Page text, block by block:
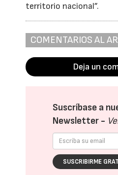
territorio nacional”.
COMENTARIOS AL
Deja un
Suscríbase a
Newsletter -
SUSCRIBIRME